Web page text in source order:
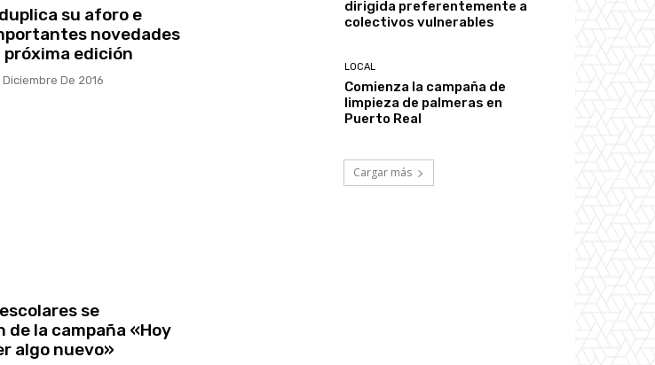
su aforo e
novedades
próxima edición
Diciembre De 2016
se
de la campaña «Hoy
algo nuevo»
dirigida preferentemente a
colectivos vulnerables
LOCAL
Comienza la campaña de
limpieza de palmeras en
Puerto Real
Cargar más